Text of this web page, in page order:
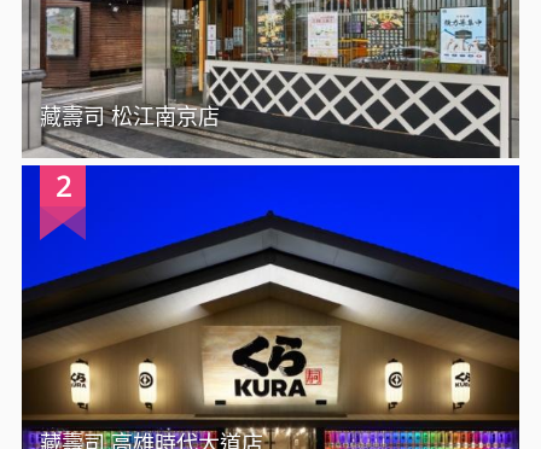
藏壽司 松江南京店
2
藏壽司 高雄時代大道店